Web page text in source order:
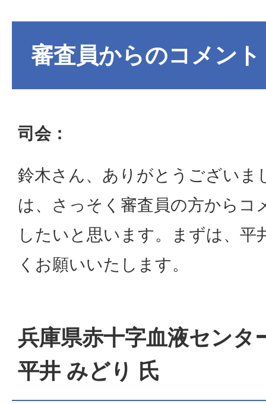
審査員からのコメント
司会：
鈴木さん、ありがとうございま
は、さっそく審査員の方からコ
したいと思います。まずは、平
くお願いいたします。
兵庫県赤十字血液セン
平井 みどり 氏